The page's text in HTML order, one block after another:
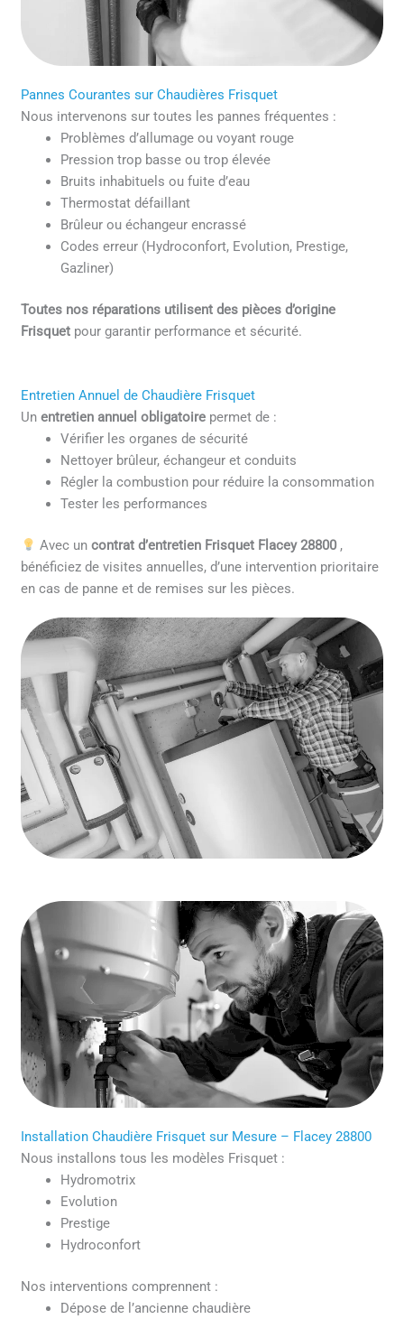
Pannes Courantes sur Chaudières Frisquet
Nous intervenons sur toutes les pannes fréquentes :
Problèmes d’allumage ou voyant rouge
Pression trop basse ou trop élevée
Bruits inhabituels ou fuite d’eau
Thermostat défaillant
Brûleur ou échangeur encrassé
Codes erreur (Hydroconfort, Evolution, Prestige,
Gazliner)
Toutes nos réparations utilisent des pièces d’origine
Frisquet pour garantir performance et sécurité.
Entretien Annuel de Chaudière Frisquet
Unentretien annuel obligatoire permet de :
Vérifier les organes de sécurité
Nettoyer brûleur, échangeur et conduits
Régler la combustion pour réduire la consommation
Tester les performances
Avec un contrat d’entretien Frisquet Flacey 28800 ,
bénéficiez de visites annuelles, d’une intervention prioritaire
en cas de panne et de remises sur les pièces.
Installation Chaudière Frisquet sur Mesure – Flacey 28800
Nous installons tous les modèles Frisquet :
Hydromotrix
Evolution
Prestige
Hydroconfort
Nos interventions comprennent :
Dépose de l’ancienne chaudière